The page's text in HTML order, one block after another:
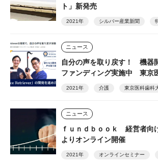
ト」新発売
2021年 シルバー産業新聞
ニュース
自分の声を取り戻す！ 機器
ファンディング実施中 東京
2021年 介護 東京医科歯科
ニュース
ｆｕｎｄｂｏｏｋ 経営者向
よりオンライン開催
2021年 オンラインセミナー